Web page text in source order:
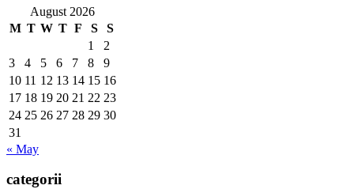
August 2026
M T W T F S
S
1
2
3
4 5 6 7 8
9
10 11 12 13 14 15 16
17 18 19 20 21 22 23
24 25 26 27 28 29 30
31
« May
categorii